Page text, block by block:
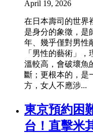
April 19, 2026
在日本壽司的世界
是身分的象徵，是
年、幾乎僅對男性
「男性的藝術」
溫較高，會破壞魚
斷；更根本的，是
方，女人不應涉...
東京預約困
台！直擊米